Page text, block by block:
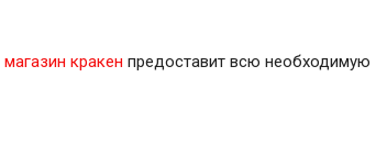
магазин кракен предоставит всю необходимую